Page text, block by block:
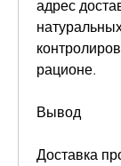
адрес
рационе.
Вывод
Доставка